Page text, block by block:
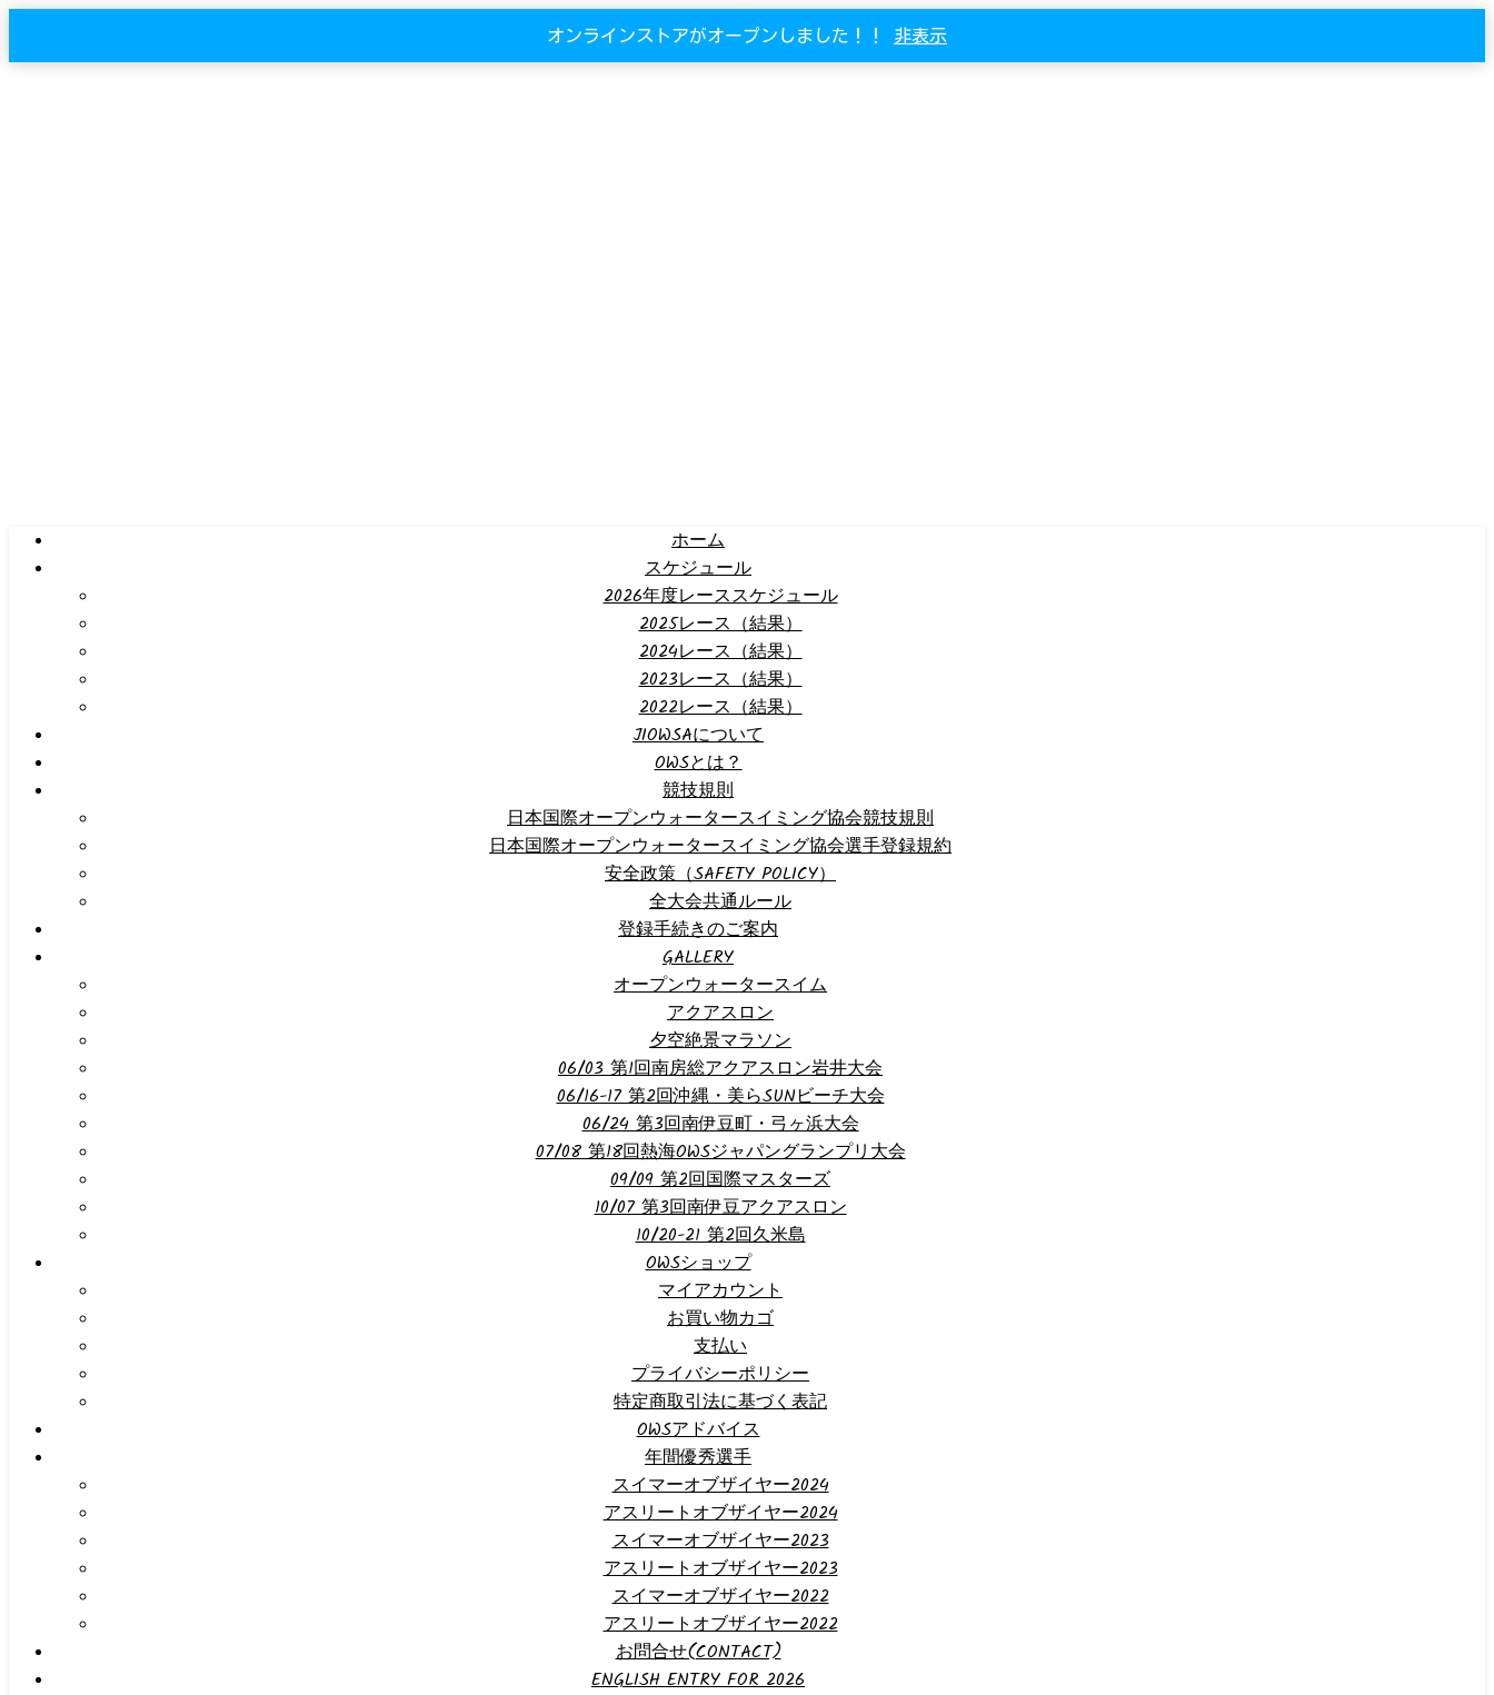
オンラインストアがオープンしました！！ 非表示
ホーム
スケジュール
2026年度レーススケジュール
2025レース（結果）
2024レース（結果）
2023レース（結果）
2022レース（結果）
JIOWSAについて
OWSとは？
競技規則
日本国際オープンウォータースイミング協会競技規則
日本国際オープンウォータースイミング協会選手登録規約
安全政策（SAFETY POLICY）
全大会共通ルール
登録手続きのご案内
GALLERY
オープンウォータースイム
アクアスロン
夕空絶景マラソン
06/03 第1回南房総アクアスロン岩井大会
06/16-17 第2回沖縄・美らSUNビーチ大会
06/24 第3回南伊豆町・弓ヶ浜大会
07/08 第18回熱海OWSジャパングランプリ大会
09/09 第2回国際マスターズ
10/07 第3回南伊豆アクアスロン
10/20-21 第2回久米島
OWSショップ
マイアカウント
お買い物カゴ
支払い
プライバシーポリシー
特定商取引法に基づく表記
OWSアドバイス
年間優秀選手
スイマーオブザイヤー2024
アスリートオブザイヤー2024
スイマーオブザイヤー2023
アスリートオブザイヤー2023
スイマーオブザイヤー2022
アスリートオブザイヤー2022
お問合せ(CONTACT)
ENGLISH ENTRY FOR 2026